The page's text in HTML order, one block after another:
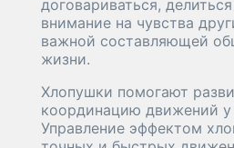
договариваться,
внимание на чувства
важной составляющей
жизни.
Хлопушки помогают
координацию движений у
Управление эффектом